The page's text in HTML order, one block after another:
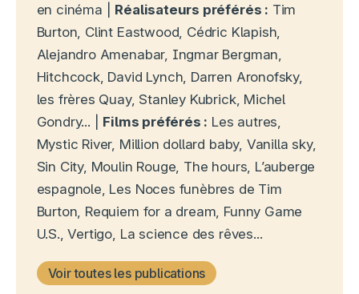
en cinéma | Réalisateurs préférés : Tim
Burton, Clint Eastwood, Cédric Klapish,
Alejandro Amenabar, Ingmar Bergman,
Hitchcock, David Lynch, Darren Aronofsky,
les frères Quay, Stanley Kubrick, Michel
Gondry... | Films préférés : Les autres,
Mystic River, Million dollard baby, Vanilla sky,
Sin City, Moulin Rouge, The hours, L’auberge
espagnole, Les Noces funèbres de Tim
Burton, Requiem for a dream, Funny Game
U.S., Vertigo, La science des rêves...
Voir toutes les publications